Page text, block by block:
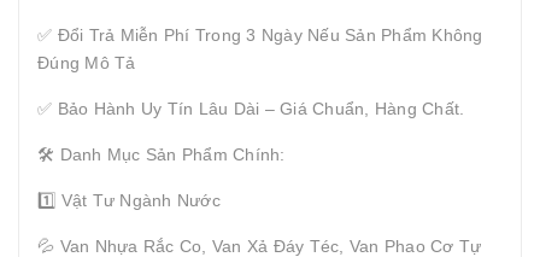
✅ Đổi Trả Miễn Phí Trong 3 Ngày Nếu Sản Phẩm Không
Đúng Mô Tả
✅ Bảo Hành Uy Tín Lâu Dài – Giá Chuẩn, Hàng Chất.
🛠 Danh Mục Sản Phẩm Chính:
1️⃣ Vật Tư Ngành Nước
💦 Van Nhựa Rắc Co, Van Xả Đáy Téc, Van Phao Cơ Tự